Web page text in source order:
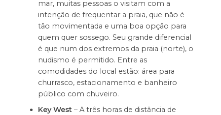
mar, muitas pessoas o visitam com a
intenção de frequentar a praia, que não é
tão movimentada e uma boa opção para
quem quer sossego. Seu grande diferencial
é que num dos extremos da praia (norte), o
nudismo é permitido. Entre as
comodidades do local estão: área para
churrasco, estacionamento e banheiro
público com chuveiro.
Key West– A três horas de distância de